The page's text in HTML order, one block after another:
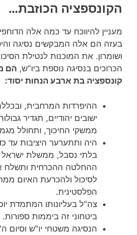
הקונספציה הכוזבת…
מעניין להיווכח עד כמה אלה
בעזה הם אלה המבקשים נסיגה
ושומרון. את המוכנות לנטילת
הכרוכים בנסיגה נוספת ביו"ש, הם
קונספציה בת ארבע הנחות יסוד:
ההיפרדות המרחבית,
ישובים יהודיים, תגדיר
ממשקי החיכוך, ותחולל
היה ותתערער היציבות עד
בלתי נסבל, ממשלת
ההחלטה ההכרחית
לסיכול ולהכרעת האיום
הפלסטינית.
צה"ל בעליונותו המתמדת
ביטחוני זה ביממות ספורות.
הנסיגה משטחי יו"ש וסיום